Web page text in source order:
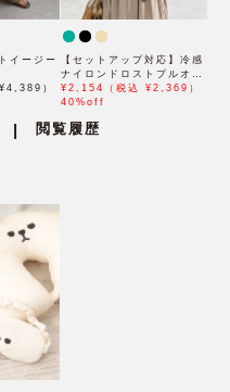
イージー
）
【セットアップ対応】冷感
ナイロンドロストプルオー
バー
¥2,154（税込 ¥2,369）
40%off
| 閲覧履歴